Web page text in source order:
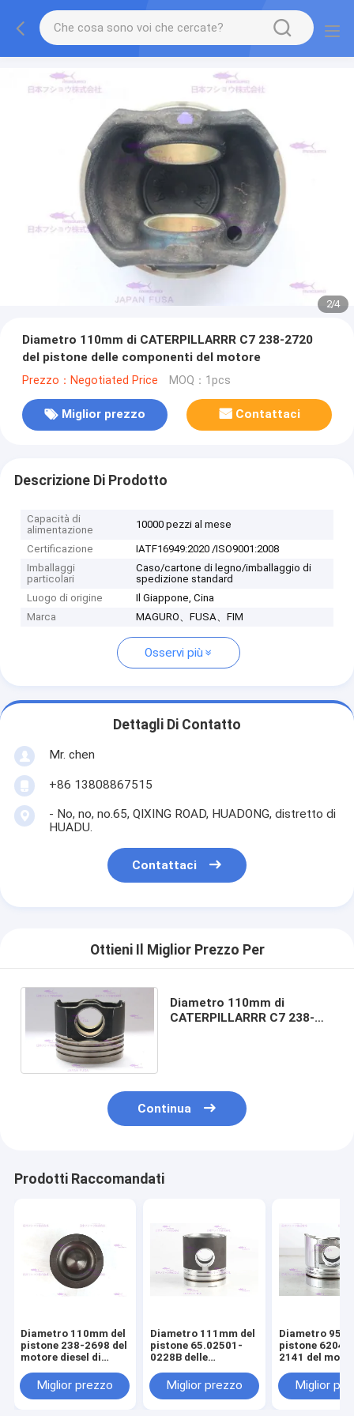
2/4
Diametro 110mm di CATERPILLARRR C7 238-2720
del pistone delle componenti del motore
Prezzo：Negotiated Price MOQ：1pcs
Miglior prezzo Contattaci
Descrizione Di Prodotto
Capacità di
alimentazione
10000 pezzi al mese
Certificazione
IATF16949:2020 /ISO9001:2008
Imballaggi
particolari
Caso/cartone di legno/imballaggio di
spedizione standard
Luogo di origine
Il Giappone, Cina
Marca
MAGURO、FUSA、FIM
Osservi più
Dettagli Di Contatto
Mr. chen
+86 13808867515
- No, no, no.65, QIXING ROAD, HUADONG, distretto di
HUADU.
Contattaci
Ottieni Il Miglior Prezzo Per
Diametro 110mm di
CATERPILLARRR C7 238-
Continua
Prodotti Raccomandati
Diametro 110mm del
pistone 238-2698 del
motore diesel di
Miglior prezzo
Diametro 111mm del
pistone 65.02501-
0228B delle
motore di DOOSAN
DE08T
Miglior prezzo
Diametro
pistone 6204-
2141 del
S4D95LE-2
Miglior